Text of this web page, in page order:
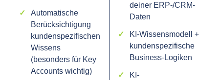
Automatische
Berücksichtigung
kundenspezifischen
Wissens
(besonders für Key
Accounts wichtig)
deiner ERP-/CRM-
Daten
KI-Wissensmodell +
kundenspezifische
Business-Logiken
KI-